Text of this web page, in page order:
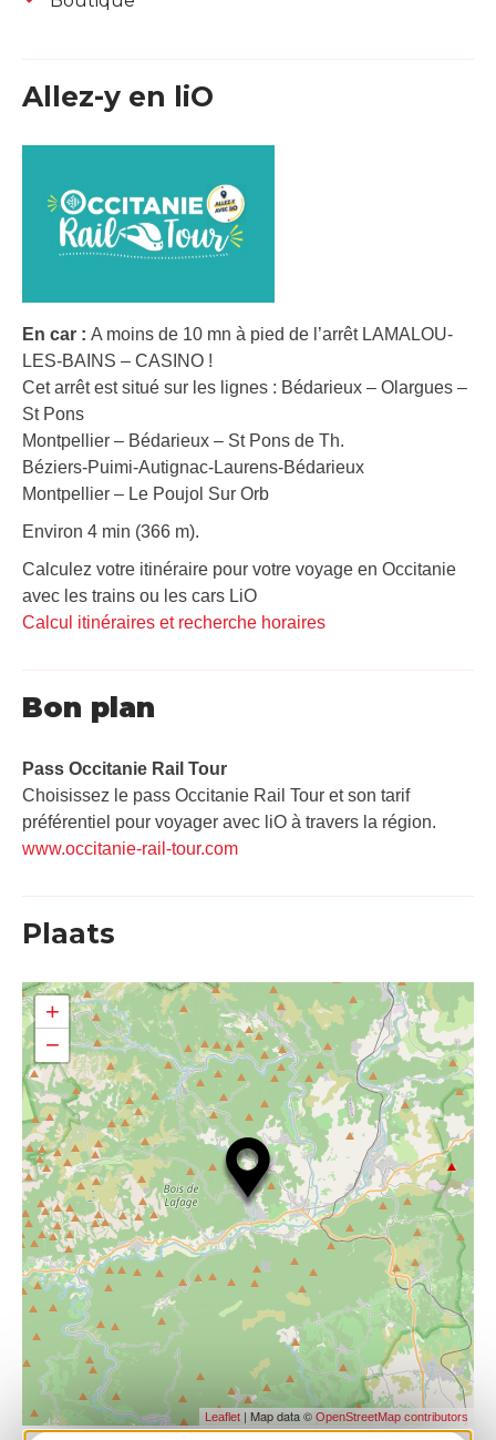
Allez-y en liO
En car : A moins de 10 mn à pied de l’arrêt LAMALOU-
LES-BAINS – CASINO !
Cet arrêt est situé sur les lignes : Bédarieux – Olargues –
St Pons
Montpellier – Bédarieux – St Pons de Th.
Béziers-Puimi-Autignac-Laurens-Bédarieux
Montpellier – Le Poujol Sur Orb
Environ 4 min (366 m).
Calculez votre itinéraire pour votre voyage en Occitanie
avec les trains ou les cars LiO
Calcul itinéraires et recherche horaires
Bon plan
Pass Occitanie Rail Tour​
Choisissez le pass Occitanie Rail Tour et son tarif
préférentiel pour voyager avec liO à travers la région.
www.occitanie-rail-tour.com
Plaats
+
−
Leaflet | Map data © OpenStreetMap contributors